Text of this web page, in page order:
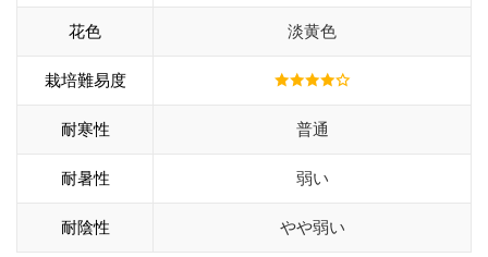
花色 淡黄色
栽培難易度
耐寒性 普通
耐暑性 弱い
耐陰性 やや弱い